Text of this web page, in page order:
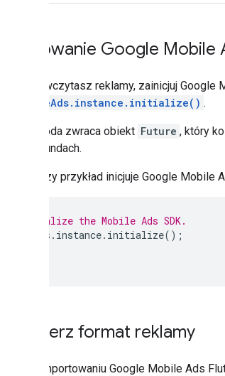
Inicjowanie Google Mobile
Zanim wczytasz reklamy, zainicjuj Google
MobileAds.instance.initialize() .
Ta metoda zwraca obiekt Future , który
30 sekundach.
Poniższy przykład inicjuje Google Mobile
// Initialize the Mobile Ads SDK.
MobileAds . instance. initialize();
Wybierz format reklamy
Po zaimportowaniu Google Mobile Ads